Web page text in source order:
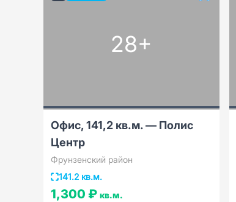
28+
Офис, 141,2 кв.м. — Полис
Центр
Фрунзенский район
141.2 кв.м.
1,300 ₽ кв.м.